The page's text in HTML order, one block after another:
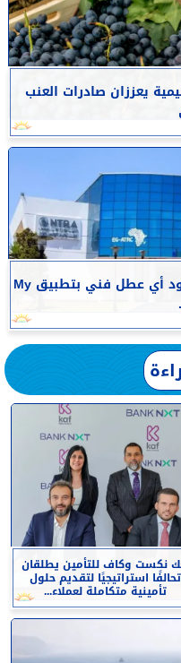
يعززان صادرات العنب
تنظيم الاتصالات في مصر: عدم وجود أي عطل فني بتطبيق My
نكست وكاف للتأمين يطلقان
تحالفًا استراتيجيًا لتقديم حلول
تأمينية متكاملة لعملاء...